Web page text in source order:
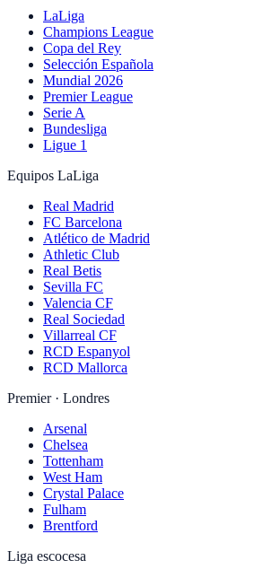
LaLiga
Champions League
Copa del Rey
Selección Española
Mundial 2026
Premier League
Serie A
Bundesliga
Ligue 1
Equipos LaLiga
Real Madrid
FC Barcelona
Atlético de Madrid
Athletic Club
Real Betis
Sevilla FC
Valencia CF
Real Sociedad
Villarreal CF
RCD Espanyol
RCD Mallorca
Premier · Londres
Arsenal
Chelsea
Tottenham
West Ham
Crystal Palace
Fulham
Brentford
Liga escocesa